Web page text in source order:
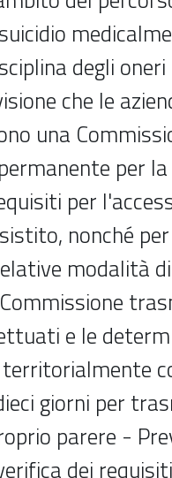
degli
che le
una
per
per
nonché
modalità
e le
giorni per
parere -
dei